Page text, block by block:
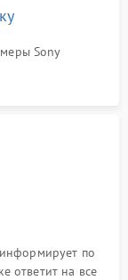
Подробнее →
Sony
по
ответит на все